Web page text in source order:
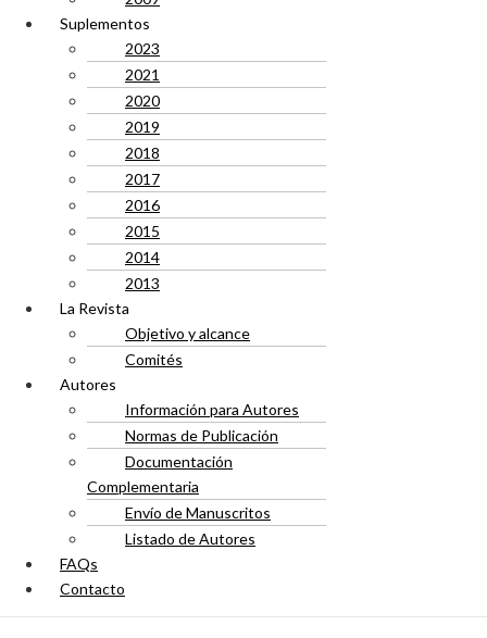
Suplementos
2023
2021
2020
2019
2018
2017
2016
2015
2014
2013
La Revista
Objetivo y alcance
Comités
Autores
Información para Autores
Normas de Publicación
Documentación
Complementaria
Envío de Manuscritos
Listado de Autores
FAQs
Contacto